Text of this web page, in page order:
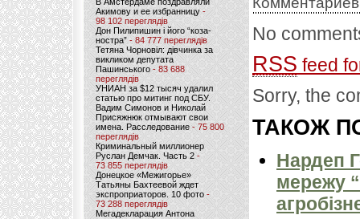
Акимову и ее избранницу -
98 102 переглядів
Дон Пилипишин і його “коза-
ностра” - 84 777 переглядів
Тетяна Чорновіл: дівчинка за
викликом депутата
Пашинського- 83 688
переглядів
УНИАН за $12 тысяч удалил
статью про митинг под СБУ.
Вадим Симонов и Николай
Присяжнюк отмывают свои
имена. Расследование - 75 800
переглядів
Криминальный миллионер
Руслан Демчак. Часть 2-
73 855 переглядів
Донецкое «Межигорье»
Татьяны Бахтеевой ждет
экспроприаторов. 10 фото -
73 288 переглядів
Мегадекларация Антона
No
RSS feed
Sorry, the
ТАКОЖ
Нардеп
мережу